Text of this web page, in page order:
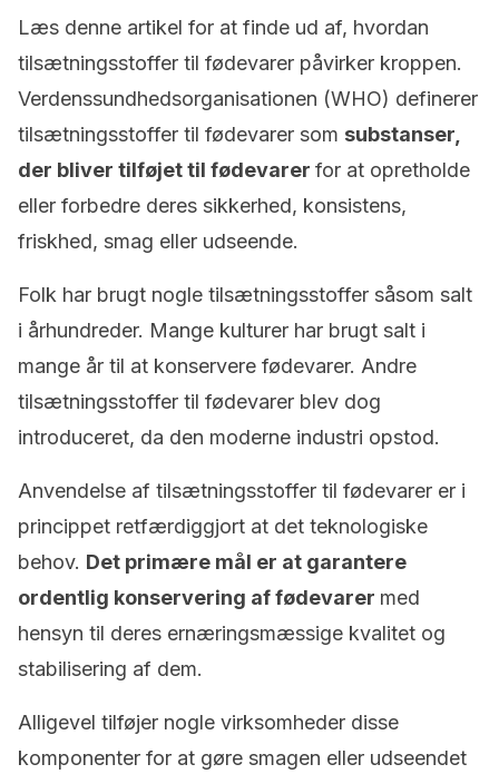
Læs denne artikel for at finde ud af, hvordan
tilsætningsstoffer til fødevarer påvirker kroppen.
Verdenssundhedsorganisationen (WHO) definerer
tilsætningsstoffer til fødevarer som substanser,
der bliver tilføjet til fødevarer for at opretholde
eller forbedre deres sikkerhed, konsistens,
friskhed, smag eller udseende.
Folk har brugt nogle tilsætningsstoffer såsom salt
i århundreder. Mange kulturer har brugt salt i
mange år til at konservere fødevarer. Andre
tilsætningsstoffer til fødevarer blev dog
introduceret, da den moderne industri opstod.
Anvendelse af tilsætningsstoffer til fødevarer er i
princippet retfærdiggjort at det teknologiske
behov. Det primære mål er at garantere
ordentlig konservering af fødevarer med
hensyn til deres ernæringsmæssige kvalitet og
stabilisering af dem.
Alligevel tilføjer nogle virksomheder disse
komponenter for at gøre smagen eller udseendet